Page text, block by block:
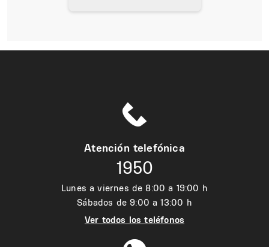
Atención telefónica
1950
Lunes a viernes de 8:00 a 19:00 h
Sábados de 9:00 a 13:00 h
Ver todos los teléfonos